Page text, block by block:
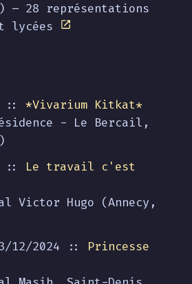
– 28 représentations
lycées
:: *Vivarium Kitkat*
- Le Bercail,
:: Le travail c'est
Victor Hugo (Annecy,
12/2024 :: Princesse